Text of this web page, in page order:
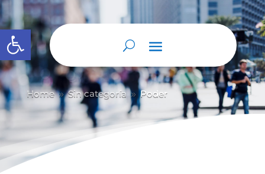
Abrir barra de herramientas
Home 9 Sin categoría 9 Poder